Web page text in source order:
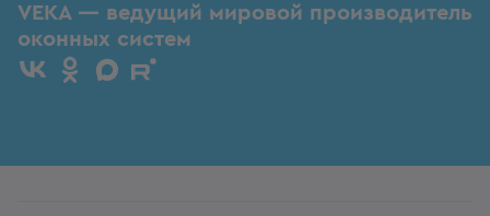
VEKA — ведущий мировой производитель
оконных систем